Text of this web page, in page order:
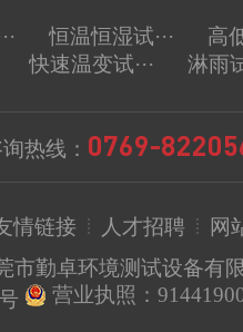
恒温恒湿试···
高
快速温变试··· 淋雨
热线： 0769-
情链接 人才招聘
网
市勤卓环境测试设备有
营业执照：